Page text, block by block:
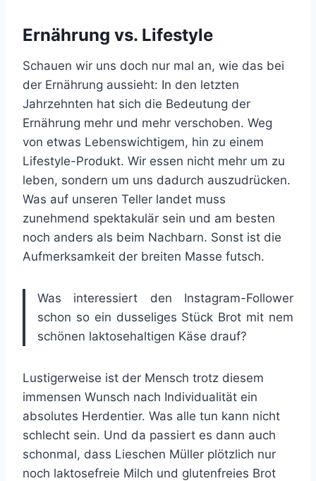
Ernährung vs. Lifestyle
Schauen wir uns doch nur mal an, wie das bei
der Ernährung aussieht: In den letzten
Jahrzehnten hat sich die Bedeutung der
Ernährung mehr und mehr verschoben. Weg
von etwas Lebenswichtigem, hin zu einem
Lifestyle-Produkt. Wir essen nicht mehr um zu
leben, sondern um uns dadurch auszudrücken.
Was auf unseren Teller landet muss
zunehmend spektakulär sein und am besten
noch anders als beim Nachbarn. Sonst ist die
Aufmerksamkeit der breiten Masse futsch.
Was interessiert den Instagram-Follower
schon so ein dusseliges Stück Brot mit nem
schönen laktosehaltigen Käse drauf?
Lustigerweise ist der Mensch trotz diesem
immensen Wunsch nach Individualität ein
absolutes Herdentier. Was alle tun kann nicht
schlecht sein. Und da passiert es dann auch
schonmal, dass Lieschen Müller plötzlich nur
noch laktosefreie Milch und glutenfreies Brot